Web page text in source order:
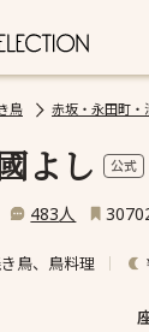
鳥 赤坂・永田町・
よし 公式
483人
鳥、鳥料理